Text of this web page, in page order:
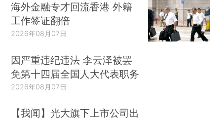
海外金融专才回流香港 外籍
工作签证翻倍
2026年08月07日
因严重违纪违法 李云泽被罢
免第十四届全国人大代表职务
2026年08月07日
【我闻】光大旗下上市公司出